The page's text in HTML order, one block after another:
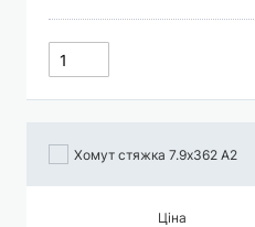
Хомут стяжка 7.9х362 А2
Ціна